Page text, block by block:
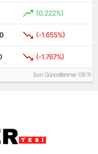
(0.222%)
(-1.655%)
(-1.767%)
Son Güncellenme: 09:11